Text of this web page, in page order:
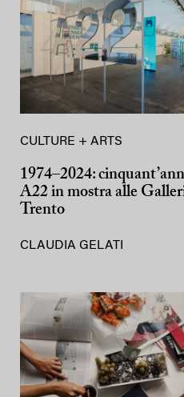
CULTURE + ARTS
1974–2024:
A22 in mostra alle
Trento
CLAUDIA GELATI